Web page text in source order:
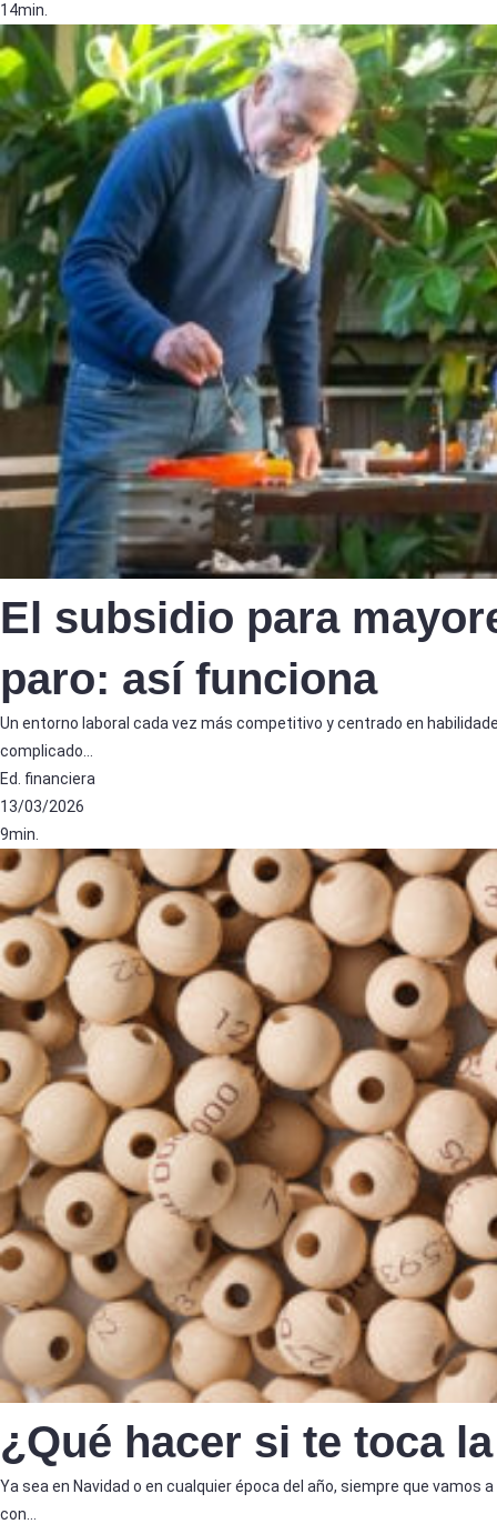
14min.
El subsidio para
paro: así funciona
Un entorno laboral cada vez más competitivo y centrado en
complicado…
Ed. financiera
13/03/2026
9min.
¿Qué hacer si te toca
Ya sea en Navidad o en cualquier época del año, siempre que
con…